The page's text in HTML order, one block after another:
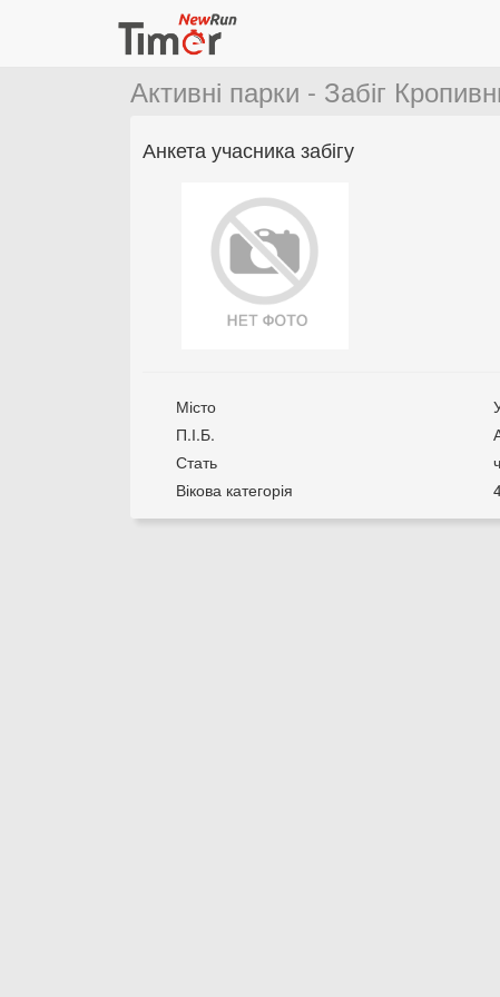
Активні парки - Забіг
Анкета учасника забігу
Місто
П.І.Б.
Стать
Вікова категорія